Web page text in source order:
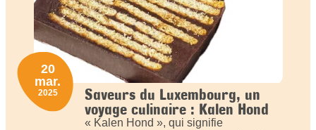
Saveurs du Luxembourg, un
voyage culinaire : Kalen Hond
« Kalen Hond », qui signifie
20
mar.
2025